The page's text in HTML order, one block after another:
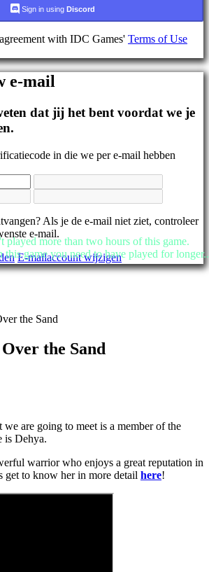
Sign in using Discord
with IDC Games' Terms of Use
e-mail
dat jij het bent voordat we je
in die we per e-mail hebben
Als je de e-mail niet ziet, controleer
e-mail.
E-mailaccount wijzigen
the Sand
the Sand
we are going to meet is a member of the
is Dehya.
warrior who enjoys a great reputation in
get to know her in more detail here!
played more than two hours of this game.
game you need to have played for